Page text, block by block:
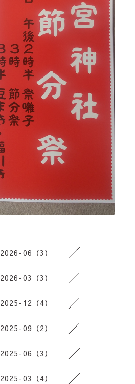
2026-06（3）
2026-03（3）
2025-12（4）
2025-09（2）
2025-06（3）
2025-03（4）